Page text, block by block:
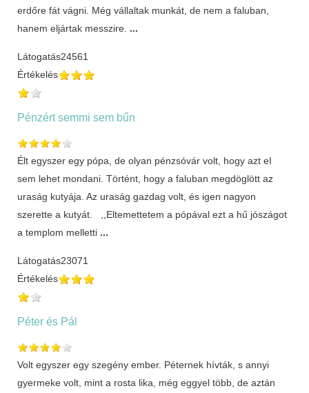
erdőre fát vágni. Még vállaltak munkát, de nem a faluban,
hanem eljártak messzire. ...
Látogatás24561
Értékelés
Pénzért semmi sem bűn
Élt egyszer egy pópa, de olyan pénzsóvár volt, hogy azt eI
sem lehet mondani. Történt, hogy a faluban megdöglött az
uraság kutyája. Az uraság gazdag volt, és igen nagyon
szerette a kutyát. ,,Eltemettetem a pópával ezt a hű jószágot
a templom melletti ...
Látogatás23071
Értékelés
Péter és Pál
Volt egyszer egy szegény ember. Péternek hívták, s annyi
gyermeke volt, mint a rosta lika, még eggyel több, de aztán